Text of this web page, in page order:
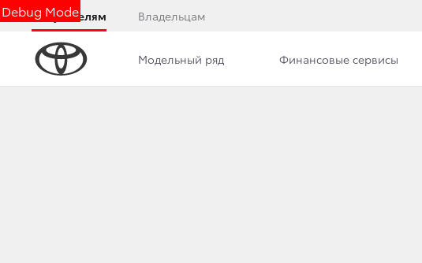
Debug Mode
Покупателям Владельцам
Модельный ряд Финансовые сервисы
ВЫБОР КЛИЕНТОВ:
АВТОМОБИЛЬНЫЙ